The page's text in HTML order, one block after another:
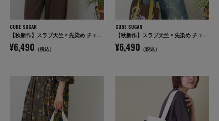
CUBE SUGAR
【秋新作】スラブ天竺 × 先染め チェック 裾フリル リメイク風 プルオーバー Tシャツ
¥6,490 （税込）
CUBE SUGAR
【秋新作】スラブ天竺 × 先染め チェック ポケ付 リメイク風 プルオーバー Tシャツ
¥6,490 （税込）